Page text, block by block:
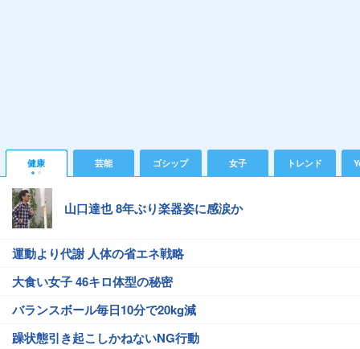
健康 芸能 ゴシップ 女子 トレンド
山口達也 8年ぶり楽器姿に感涙か
運動より代謝 人体の省エネ戦略
大食い女子 46キロ体型の秘密
バランスボール毎日10分で20kg減
躁状態引き起こしかねないNG行動